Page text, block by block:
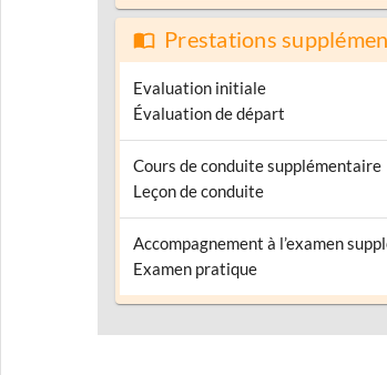
Prestations
Evaluation initiale
Évaluation de départ
Cours de conduite supplémentaire
Leçon de conduite
Accompagnement à l’examen
Examen pratique